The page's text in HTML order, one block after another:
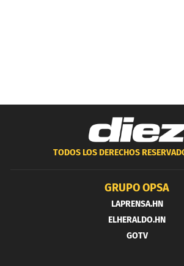
TODOS LOS DERECHOS
GRUPO OPSA
LAPRENSA.HN
ELHERALDO.HN
GOTV